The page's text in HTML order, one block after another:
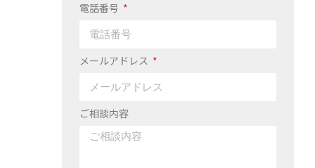
電話番号
メールアドレス
ご相談内容